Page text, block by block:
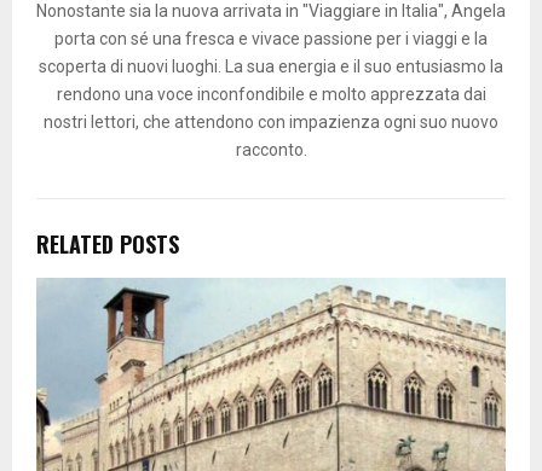
Nonostante sia la nuova arrivata in "Viaggiare in Italia", Angela
porta con sé una fresca e vivace passione per i viaggi e la
scoperta di nuovi luoghi. La sua energia e il suo entusiasmo la
rendono una voce inconfondibile e molto apprezzata dai
nostri lettori, che attendono con impazienza ogni suo nuovo
racconto.
RELATED POSTS